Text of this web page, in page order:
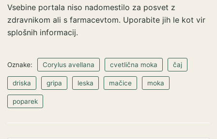
Vsebine portala niso nadomestilo za posvet z
zdravnikom ali s farmacevtom. Uporabite jih le kot vir
splošnih informacij.
Oznake: Corylus avellana cvetlična moka čaj
driska gripa leska mačice moka
poparek